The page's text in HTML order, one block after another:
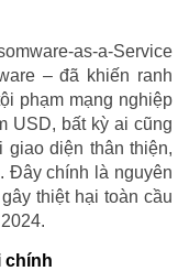
as-a-Service
– đã khiến ranh
phạm mạng nghiệp
USD, bất kỳ ai cũng
giao diện thân thiện,
Đây chính là nguyên
thiệt hại toàn cầu
chính